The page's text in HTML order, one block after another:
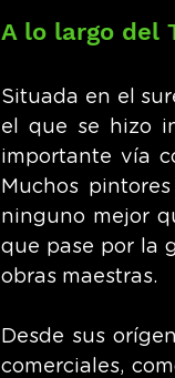
A lo largo del
Situada en el
el que se hizo
importante vía
Muchos
ninguno mejor
que pase por la
obras maestras.
Desde sus
comerciales,